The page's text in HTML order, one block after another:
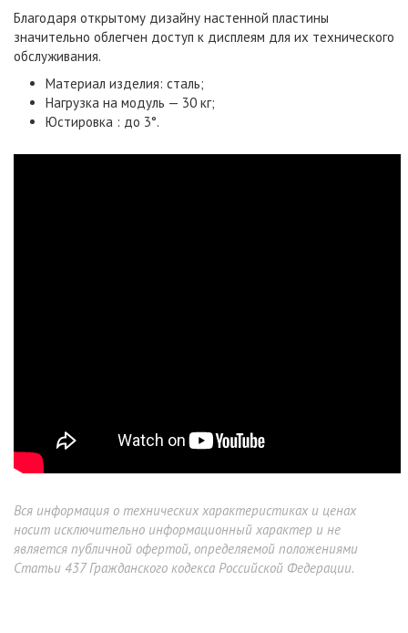
Благодаря открытому дизайну настенной пластины
значительно облегчен доступ к дисплеям для их технического
обслуживания.
Материал изделия: сталь;
Нагрузка на модуль — 30 кг;
Юстировка : до 3°.
Вся информация о технических характеристиках и ценах
носит исключительно информационный характер и не
является публичной офертой, определяемой положениями
Статьи 437 Гражданского кодекса Российской Федерации.